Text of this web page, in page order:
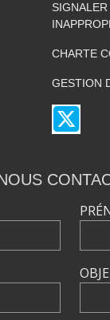
CHARTE
GESTION